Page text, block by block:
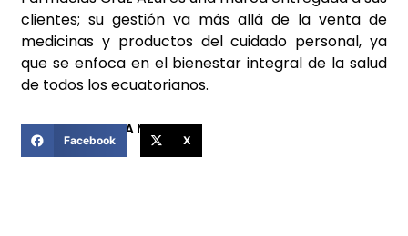
clientes; su gestión va más allá de la venta de
medicinas y productos del cuidado personal, ya
que se enfoca en el bienestar integral de la salud
de todos los ecuatorianos.
COMPARTIR ESTA NOTICIA
Facebook X